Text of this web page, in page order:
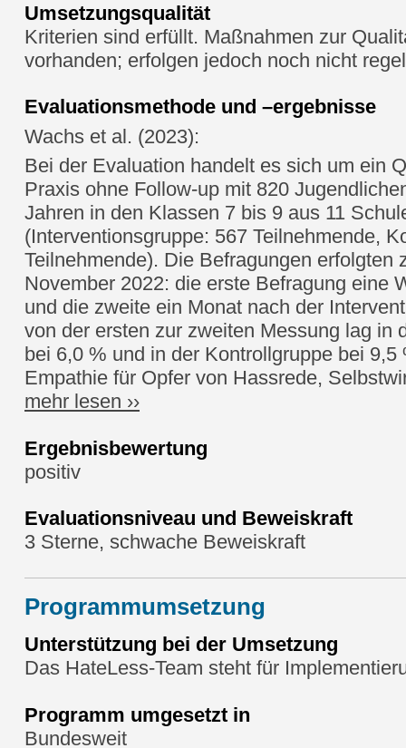
Umsetzungsqualität
Kriterien sind erfüllt. Maßnahmen zur
vorhanden; erfolgen jedoch noch nicht
Evaluationsmethode und –ergebnisse
Wachs et al. (2023):
Bei der Evaluation handelt es sich um ein
Praxis ohne Follow-up mit 820
Jahren in den Klassen 7 bis 9 aus 11
(Interventionsgruppe: 567 Teilnehmende,
Teilnehmende). Die Befragungen erfolgten
November 2022: die erste Befragung eine
und die zweite ein Monat nach der
von der ersten zur zweiten Messung lag in
bei 6,0 % und in der Kontrollgruppe bei
Empathie für Opfer von Hassrede,
mehr lesen ››
Ergebnisbewertung
positiv
Evaluationsniveau und Beweiskraft
3 Sterne, schwache Beweiskraft
Programmumsetzung
Unterstützung bei der Umsetzung
Das HateLess-Team steht für
Programm umgesetzt in
Bundesweit